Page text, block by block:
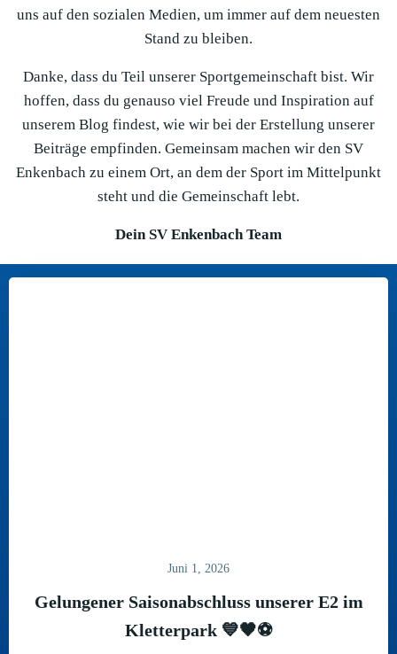
uns auf den sozialen Medien, um immer auf dem neuesten
Stand zu bleiben.
Danke, dass du Teil unserer Sportgemeinschaft bist. Wir
hoffen, dass du genauso viel Freude und Inspiration auf
unserem Blog findest, wie wir bei der Erstellung unserer
Beiträge empfinden. Gemeinsam machen wir den SV
Enkenbach zu einem Ort, an dem der Sport im Mittelpunkt
steht und die Gemeinschaft lebt.
Dein SV Enkenbach Team
Juni 1, 2026
Gelungener Saisonabschluss unserer E2 im
Kletterpark 💙🖤⚽